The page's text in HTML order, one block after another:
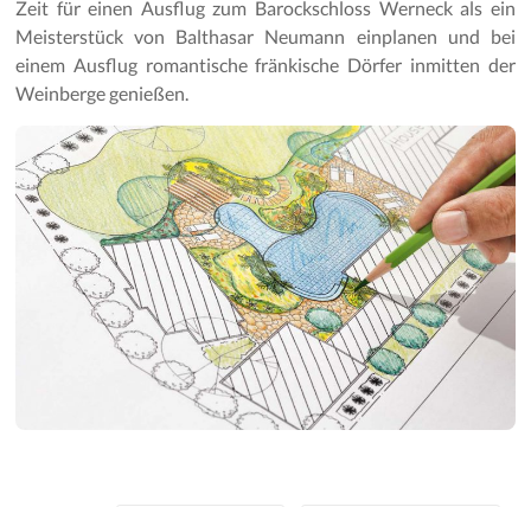
Zeit für einen Ausflug zum Barockschloss Werneck als ein
Meisterstück von Balthasar Neumann einplanen und bei
einem Ausflug romantische fränkische Dörfer inmitten der
Weinberge genießen.